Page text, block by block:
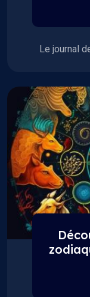
Le journal